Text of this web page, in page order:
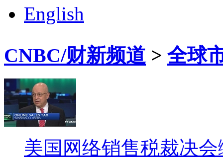
English
CNBC/财新频道> 全球
美国网络销售税裁决